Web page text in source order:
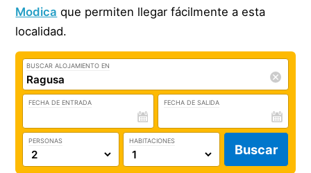
Modica que permiten llegar fácilmente a esta
localidad.
BUSCAR ALOJAMIENTO EN
FECHA DE ENTRADA FECHA DE SALIDA
PERSONAS HABITACIONES
Buscar